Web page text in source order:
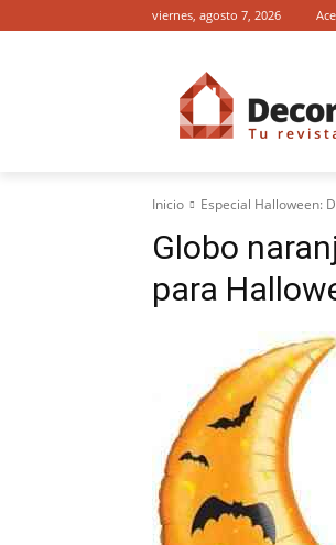
viernes, agosto 7, 2026
Inicio Especial Halloween:
Globo
para